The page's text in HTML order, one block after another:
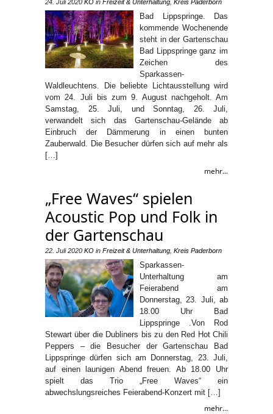
24. Juli 2020 KO in Freizeit & Unterhaltung Kreis Paderborn
Bad Lippspringe. Das
kommende Wochenende
steht in der Gartenschau
Bad Lippspringe ganz im
Zeichen des
Sparkassen-
Waldleuchtens. Die beliebte Lichtausstellung wird
vom 24. Juli bis zum 9. August nachgeholt. Am
Samstag, 25. Juli, und Sonntag, 26. Juli,
verwandelt sich das Gartenschau-Gelände ab
Einbruch der Dämmerung in einen bunten
Zauberwald. Die Besucher dürfen sich auf mehr als
[…]
mehr...
„Free Waves“ spielen
Acoustic Pop und Folk in
der Gartenschau
22. Juli 2020 KO in Freizeit & Unterhaltung Kreis Paderborn
Sparkassen-
Unterhaltung am
Feierabend am
Donnerstag, 23. Juli, ab
18.00 Uhr Bad
Lippspringe .Von Rod
Stewart über die Dubliners bis zu den Red Hot Chili
Peppers – die Besucher der Gartenschau Bad
Lippspringe dürfen sich am Donnerstag, 23. Juli,
auf einen launigen Abend freuen. Ab 18.00 Uhr
spielt das Trio „Free Waves“ ein
abwechslungsreiches Feierabend-Konzert mit […]
mehr...